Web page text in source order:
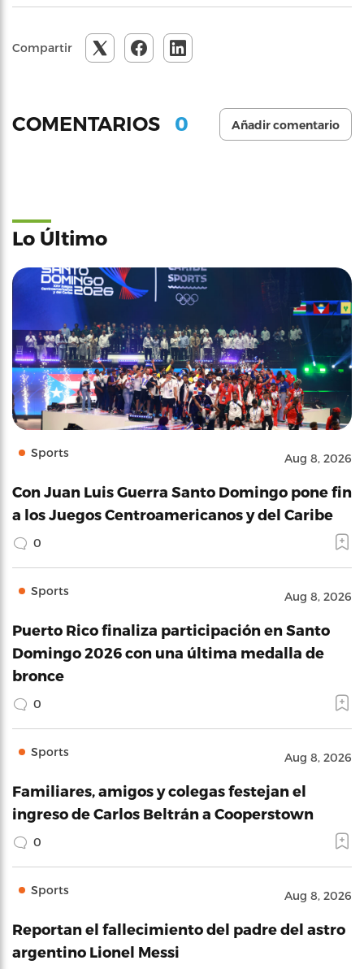
Compartir
COMENTARIOS 0 Añadir comentario
Lo Último
Sports Aug 8, 2026
Con Juan Luis Guerra Santo Domingo pone fin
a los Juegos Centroamericanos y del Caribe
0
Sports Aug 8, 2026
Puerto Rico finaliza participación en Santo
Domingo 2026 con una última medalla de
bronce
0
Sports Aug 8, 2026
Familiares, amigos y colegas festejan el
ingreso de Carlos Beltrán a Cooperstown
0
Sports Aug 8, 2026
Reportan el fallecimiento del padre del astro
argentino Lionel Messi